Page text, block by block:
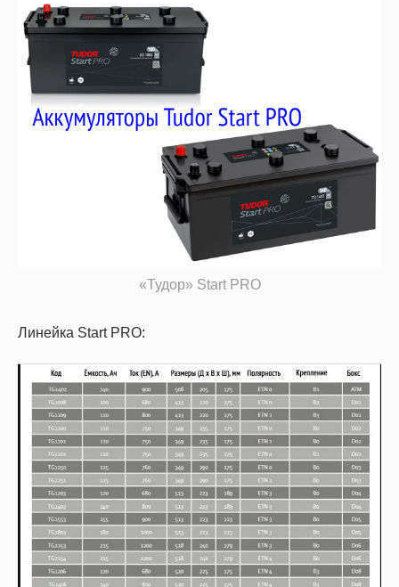
«Тудор» Start PRO
Линейка Start PRO: